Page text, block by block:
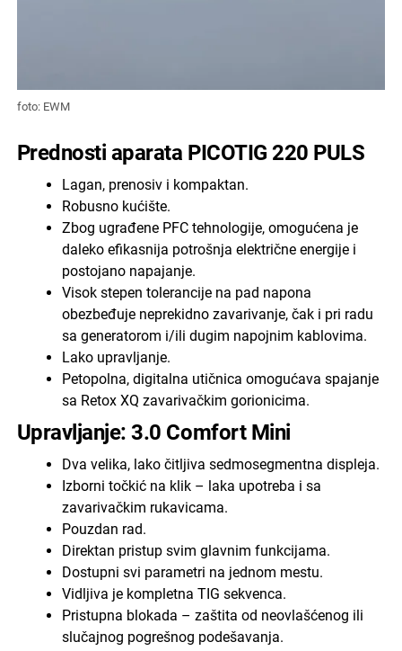
foto: EWM
Prednosti aparata PICOTIG 220 PULS
Lagan, prenosiv i kompaktan.
Robusno kućište.
Zbog ugrađene PFC tehnologije, omogućena je
daleko efikasnija potrošnja električne energije i
postojano napajanje.
Visok stepen tolerancije na pad napona
obezbeđuje neprekidno zavarivanje, čak i pri radu
sa generatorom i/ili dugim napojnim kablovima.
Lako upravljanje.
Petopolna, digitalna utičnica omogućava spajanje
sa Retox XQ zavarivačkim gorionicima.
Upravljanje: 3.0 Comfort Mini
Dva velika, lako čitljiva sedmosegmentna displeja.
Izborni točkić na klik – laka upotreba i sa
zavarivačkim rukavicama.
Pouzdan rad.
Direktan pristup svim glavnim funkcijama.
Dostupni svi parametri na jednom mestu.
Vidljiva je kompletna TIG sekvenca.
Pristupna blokada – zaštita od neovlašćenog ili
slučajnog pogrešnog podešavanja.